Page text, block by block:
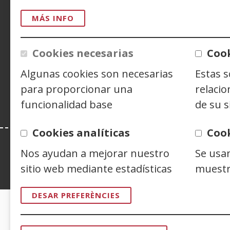
MÁS INFO
Cookies necesarias
Algunas cookies son necesarias
para proporcionar una
funcionalidad base
Estas
de su
Cookies analíticas
Nos ayudan a mejorar nuestro
sitio web mediante estadísticas
Se
DESAR PREFERÈNCIES
CONTACTO
en
finestra
nova)
en
una
nova)
Esta web se ajusta a lo establecido en